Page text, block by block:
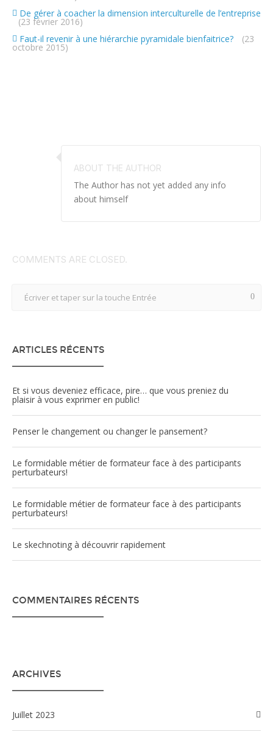
De gérer à coacher la dimension interculturelle de l’entreprise
(23 février 2016)
Faut-il revenir à une hiérarchie pyramidale bienfaitrice?
(23
octobre 2015)
ABOUT THE AUTHOR
The Author has not yet added any info
about himself
COMMENTS ARE CLOSED.
ARTICLES RÉCENTS
Et si vous deveniez efficace, pire… que vous preniez du
plaisir à vous exprimer en public!
Penser le changement ou changer le pansement?
Le formidable métier de formateur face à des participants
perturbateurs!
Le formidable métier de formateur face à des participants
perturbateurs!
Le skechnoting à découvrir rapidement
COMMENTAIRES RÉCENTS
ARCHIVES
juillet 2023